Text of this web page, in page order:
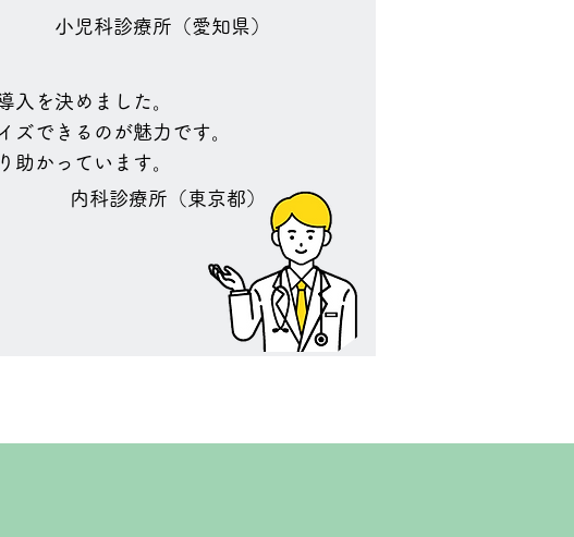
小児科診療所（愛知県）
入を決めました。
ズできるのが魅力です。
助かっています。
内科診療所 （東京都）